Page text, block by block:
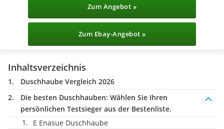
Zum Angebot »
Zum Ebay-Angebot »
Inhaltsverzeichnis
Duschhaube Vergleich 2026
Die besten Duschhauben: Wählen Sie Ihren
persönlichen Testsieger aus der Bestenliste.
E Enasue Duschhaube